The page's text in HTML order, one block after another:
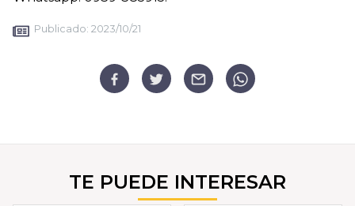
Publicado: 2023/10/21
TE PUEDE INTERESAR